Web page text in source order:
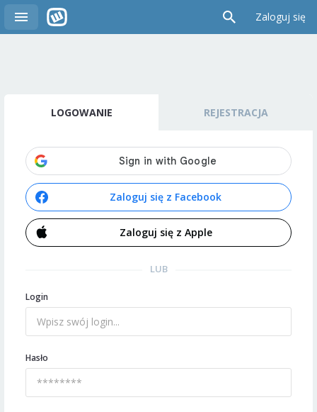
Zaloguj się
LOGOWANIE REJESTRACJA
Zaloguj się z Facebook
Zaloguj się z Apple
LUB
Login
Hasło